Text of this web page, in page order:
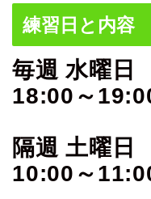
練習日と内容
毎週 水曜日
18:00～
隔週 土曜日
10:00～